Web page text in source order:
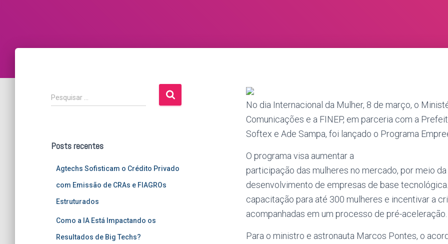
P
e
i
Pesquisar …
Posts recentes
Agtechs Sofisticam o Crédito Privado
com Emissão de CRAs e FIAGROs
Estruturados
Como a IA Está Impactando os
Resultados de Big Techs?
No dia Internacional da Mulher, 8 de março, o
Comunicações e a FINEP, em parceria com a
Softex e Ade Sampa, foi lançado o Programa
O programa visa aumentar a
participação das mulheres no mercado, por meio
desenvolvimento de empresas de base
capacitação para até 300 mulheres e incentivar a
acompanhadas em um processo de pré-aceleração.
Para o ministro e astronauta Marcos Pontes, o